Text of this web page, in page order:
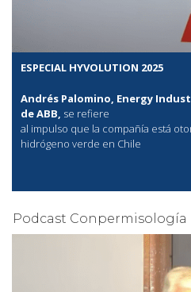
ESPECIAL HYVOLUTION 2025
Andrés Palomino, Energy
de ABB, se refiere
al impulso que la compañía está
hidrógeno verde en Chile
Podcast Conpermisología